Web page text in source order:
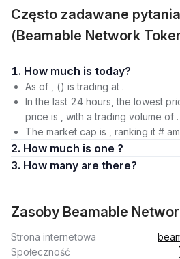
Często zadawane
(Beamable Network
1. How much is today?
As of , () is trading at .
In the last 24 hours, the lowest
price is , with a trading volume of .
The market cap is , ranking it #
2. How much is one ?
3. How many are there?
Zasoby Beamable
Strona internetowa
Społeczność